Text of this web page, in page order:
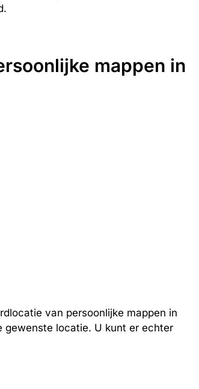
mappen in
van persoonlijke mappen in
gewenste locatie. U kunt er echter